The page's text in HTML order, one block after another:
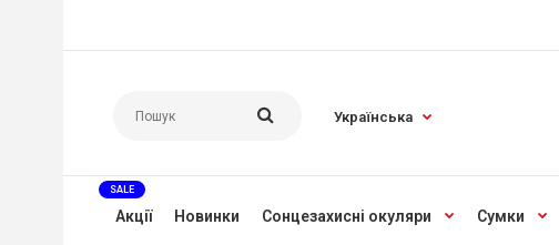
Українська
Акції
SALE
Новинки Сонцезахисні окуляри Сумки